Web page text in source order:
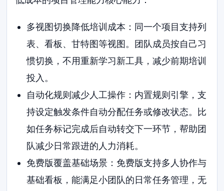
多视图切换降低培训成本：同一个项目支持列
表、看板、甘特图等视图。团队成员按自己习
惯切换，不用重新学习新工具，减少前期培训
投入。
自动化规则减少人工操作：内置规则引擎，支
持设定触发条件自动分配任务或修改状态。比
如任务标记完成后自动转交下一环节，帮助团
队减少日常跟进的人力消耗。
免费版覆盖基础场景：免费版支持多人协作与
基础看板，能满足小团队的日常任务管理，无